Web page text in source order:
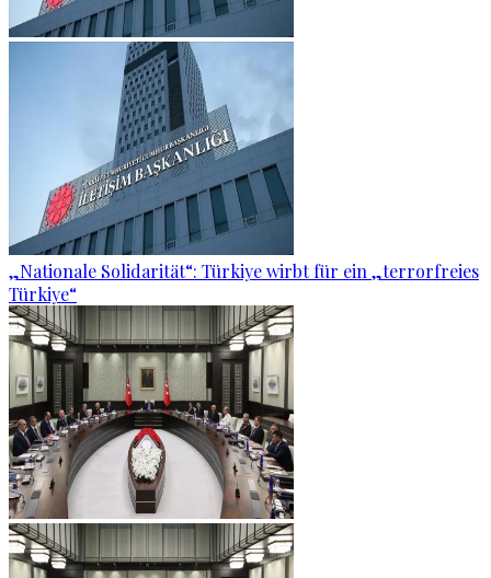
„Nationale Solidarität“: Türkiye wirbt für ein „terrorfreies
Türkiye“